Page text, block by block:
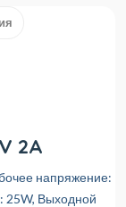
2A
напряжение:
25W, Выходной